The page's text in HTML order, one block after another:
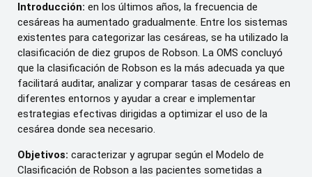
Introducción: en los últimos años, la frecuencia de
cesáreas ha aumentado gradualmente. Entre los sistemas
existentes para categorizar las cesáreas, se ha utilizado la
clasificación de diez grupos de Robson. La OMS concluyó
que la clasificación de Robson es la más adecuada ya que
facilitará auditar, analizar y comparar tasas de cesáreas en
diferentes entornos y ayudar a crear e implementar
estrategias efectivas dirigidas a optimizar el uso de la
cesárea donde sea necesario.
Objetivos: caracterizar y agrupar según el Modelo de
Clasificación de Robson a las pacientes sometidas a